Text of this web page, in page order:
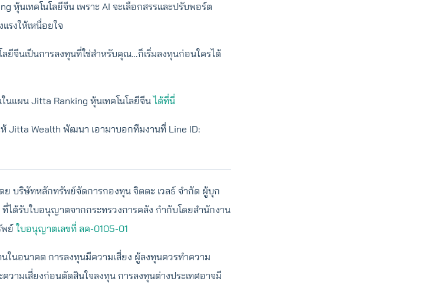
นเทคโนโลยีจีน เพราะ AI จะเลือกสรรและปรับพอร์ต
รงให้เหนื่อยใจ
ยีจีนเป็นการลงทุนที่ใช่สำหรับคุณ…ก็เริ่มลงทุนก่อนใครได้
แผน Jitta Ranking หุ้นเทคโนโลยีจีน ได้ที่นี่
Jitta Wealth พัฒนา เอามาบอกทีมงานที่ Line ID:
บริษัทหลักทรัพย์จัดการกองทุน จิตตะ เวลธ์ จำกัด ผู้บุก
ได้รับใบอนุญาตจากกระทรวงการคลัง กำกับโดยสำนักงาน
พย์ ใบอนุญาตเลขที่ ลค-0105-01
นอนาคต การลงทุนมีความเสี่ยง ผู้ลงทุนควรทำความ
วามเสี่ยงก่อนตัดสินใจลงทุน การลงทุนต่างประเทศอาจมี